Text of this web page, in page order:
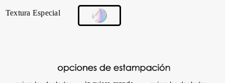
Textura Especial